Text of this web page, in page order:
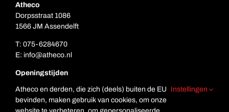
Atheco
Dorpsstraat 1086
1566 JM Assendelft
T: 075-6284670
E: info@atheco.nl
Openingstijden
Za: Gesloten
Zo. Gesloten
Atheco en derden, die zich (deels) buiten de EU
bevinden, maken gebruik van cookies, om onze
Instellingen